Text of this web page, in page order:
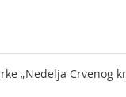
„Nedelja Crvenog